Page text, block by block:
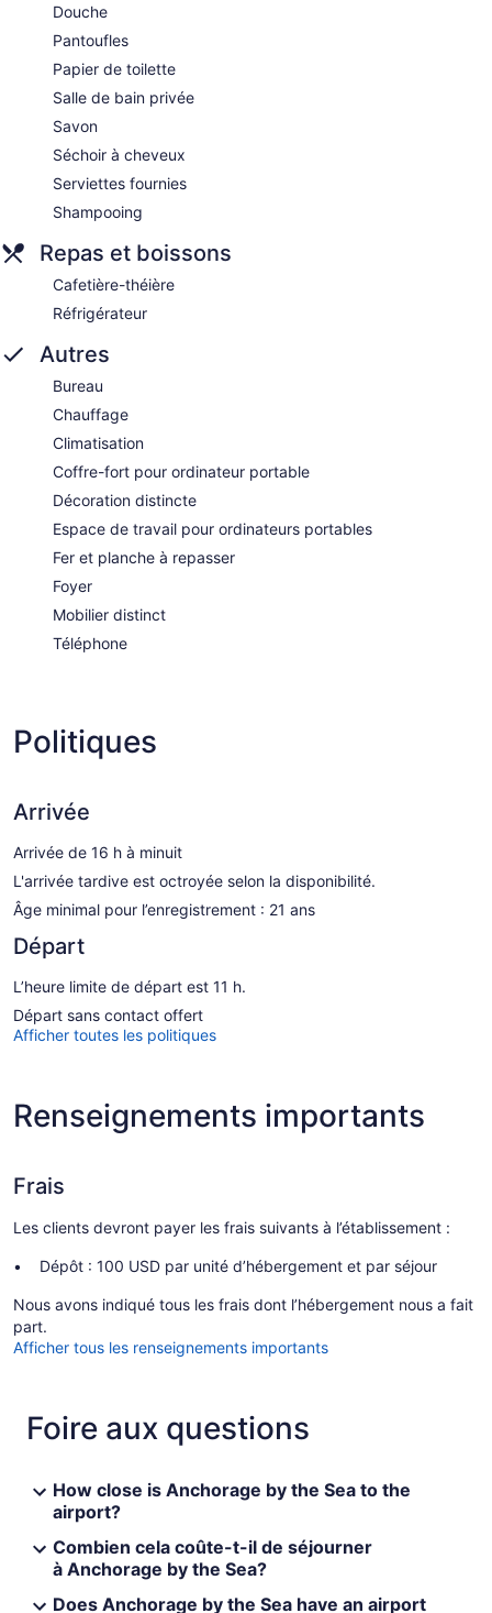
Douche
Pantoufles
Papier de toilette
Salle de bain privée
Savon
Séchoir à cheveux
Serviettes fournies
Shampooing
Repas et boissons
Cafetière-théière
Réfrigérateur
Autres
Bureau
Chauffage
Climatisation
Coffre-fort pour ordinateur portable
Décoration distincte
Espace de travail pour ordinateurs portables
Fer et planche à repasser
Foyer
Mobilier distinct
Téléphone
Politiques
Arrivée
Arrivée de 16 h à minuit
L'arrivée tardive est octroyée selon la disponibilité.
Âge minimal pour l’enregistrement : 21 ans
Départ
L’heure limite de départ est 11 h.
Départ sans contact offert
Afficher toutes les politiques
Renseignements importants
Frais
Les clients devront payer les frais suivants à l’établissement :
Dépôt : 100 USD par unité d’hébergement et par séjour
Nous avons indiqué tous les frais dont l’hébergement nous a fait
part.
Afficher tous les renseignements importants
Foire aux questions
How close is Anchorage by the Sea to the
airport?
Combien cela coûte-t-il de séjourner
à Anchorage by the Sea?
Does Anchorage by the Sea have an airport